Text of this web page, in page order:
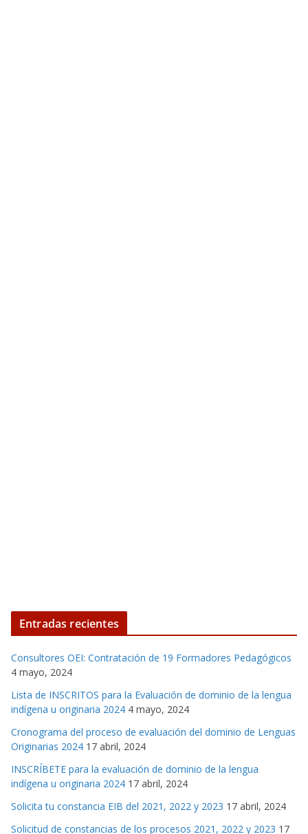
Entradas recientes
Consultores OEI: Contratación de 19 Formadores Pedagógicos
4 mayo, 2024
Lista de INSCRITOS para la Evaluación de dominio de la lengua
indígena u originaria 2024 4 mayo, 2024
Cronograma del proceso de evaluación del dominio de Lenguas
Originarias 2024 17 abril, 2024
INSCRÍBETE para la evaluación de dominio de la lengua
indígena u originaria 2024 17 abril, 2024
Solicita tu constancia EIB del 2021, 2022 y 2023 17 abril, 2024
Solicitud de constancias de los procesos 2021, 2022 y 2023 17